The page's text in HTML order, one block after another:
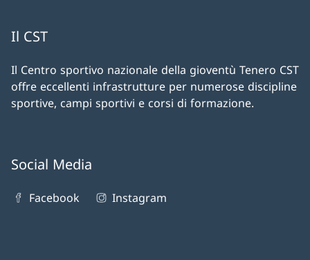
Il CST
Il Centro sportivo nazionale della gioventù Tenero CST
offre eccellenti infrastrutture per numerose discipline
sportive, campi sportivi e corsi di formazione.
Social Media
Facebook Instagram